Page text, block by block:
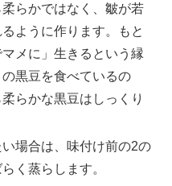
らかではなく、皺が若
ように作ります。もと
メに」生きるという縁
黒豆を食べているの
らかな黒豆はしっくり
場合は、味付け前の2の
く蒸らします。